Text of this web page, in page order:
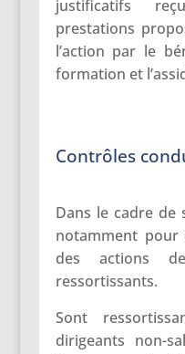
justificatifs
prestations
l’action par le
formation et
Contrôles
Dans le cadre de
notamment pour
des actions
ressortissants.
Sont
dirigeants non-